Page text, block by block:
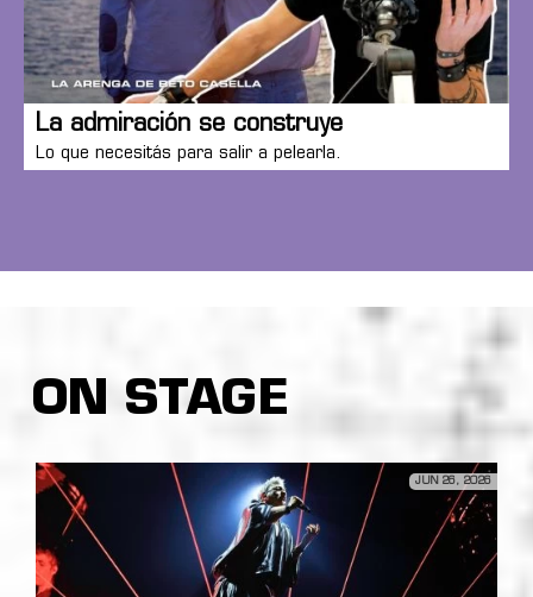
La admiración se construye
Lo que necesitás para salir a pelearla.
ON STAGE
JUN 26, 2026